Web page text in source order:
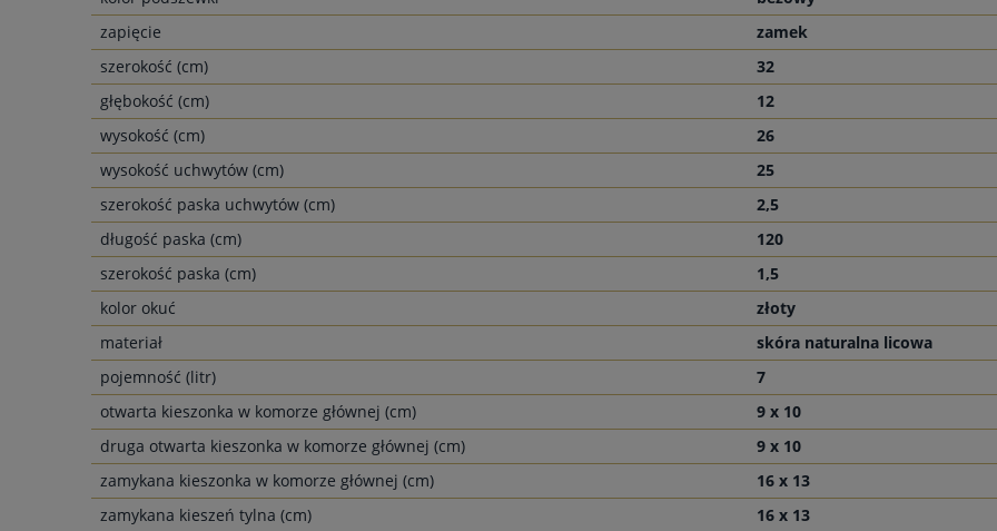
zapięcie
zamek
szerokość (cm)
32
głębokość (cm)
12
wysokość (cm)
26
wysokość uchwytów (cm)
25
szerokość paska uchwytów (cm)
2,5
długość paska (cm)
120
szerokość paska (cm)
1,5
kolor okuć
złoty
materiał
skóra naturalna licowa
pojemność (litr)
7
otwarta kieszonka w komorze głównej (cm)
9 x 10
druga otwarta kieszonka w komorze głównej (cm)
9 x 10
zamykana kieszonka w komorze głównej (cm)
16 x 13
zamykana kieszeń tylna (cm)
16 x 13